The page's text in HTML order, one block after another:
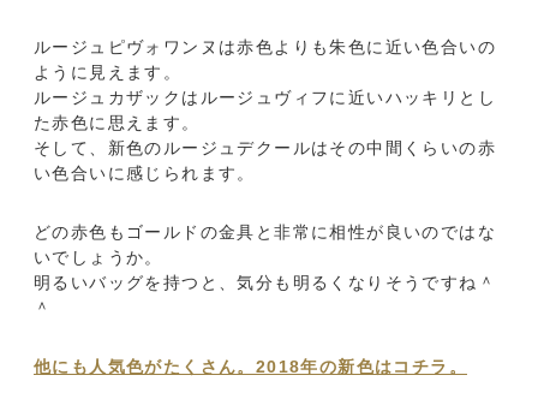
ルージュピヴォワンヌは赤色よりも朱色に近い色合いの
ように見えます。
ルージュカザックはルージュヴィフに近いハッキリとし
た赤色に思えます。
そして、新色のルージュデクールはその中間くらいの赤
い色合いに感じられます。
どの赤色もゴールドの金具と非常に相性が良いのではな
いでしょうか。
明るいバッグを持つと、気分も明るくなりそうですね＾
＾
他にも人気色がたくさん。2018年の新色はコチラ。